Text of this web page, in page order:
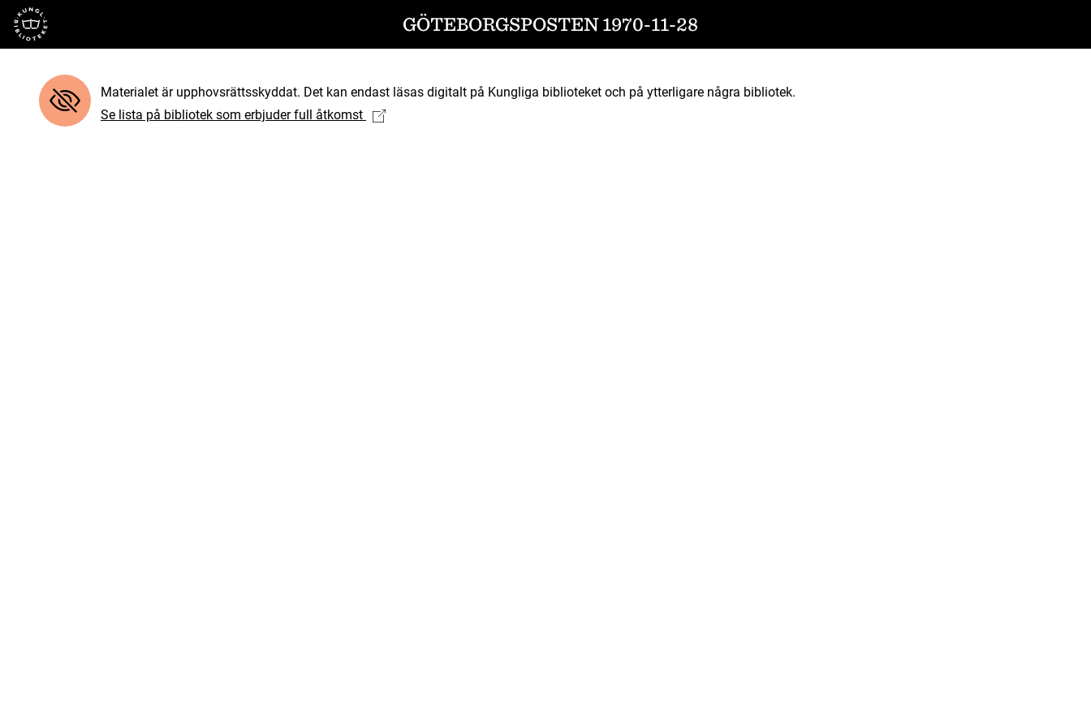
Till startsidan GÖTEBORGSPOSTEN 1970-11-28
Materialet är upphovsrättsskyddat. Det kan endast läsas digitalt på Kungliga biblioteket och på ytterligare några bibliotek.
Se lista på bibliotek som erbjuder full åtkomst